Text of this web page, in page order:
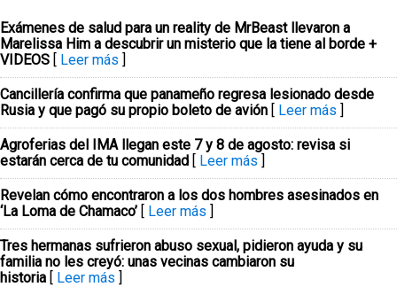
Exámenes de salud para un reality de MrBeast llevaron a
Marelissa Him a descubrir un misterio que la tiene al borde +
VIDEOS [ Leer más ]
Cancillería confirma que panameño regresa lesionado desde
Rusia y que pagó su propio boleto de avión [ Leer más ]
Agroferias del IMA llegan este 7 y 8 de agosto: revisa si
estarán cerca de tu comunidad [ Leer más ]
Revelan cómo encontraron a los dos hombres asesinados en
‘La Loma de Chamaco’ [ Leer más ]
Tres hermanas sufrieron abuso sexual, pidieron ayuda y su
familia no les creyó: unas vecinas cambiaron su
historia [ Leer más ]